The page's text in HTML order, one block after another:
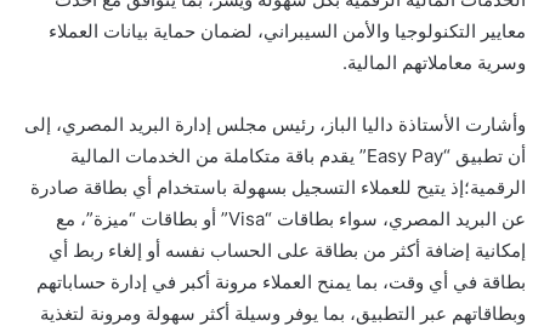
معايير التكنولوجيا والأمن السيبراني، لضمان حماية بيانات العملاء
وسرية معاملاتهم المالية.
وأشارت الأستاذة داليا الباز، رئيس مجلس إدارة البريد المصري، إلى
أن تطبيق “Easy Pay” يقدم باقة متكاملة من الخدمات المالية
الرقمية؛إذ يتيح للعملاء التسجيل بسهولة باستخدام أي بطاقة صادرة
عن البريد المصري، سواء بطاقات “Visa” أو بطاقات “ميزة”، مع
إمكانية إضافة أكثر من بطاقة على الحساب نفسه أو إلغاء ربط أي
بطاقة في أي وقت، بما يمنح العملاء مرونة أكبر في إدارة حساباتهم
وبطاقاتهم عبر التطبيق، بما يوفر وسيلة أكثر سهولة ومرونة لتغذية